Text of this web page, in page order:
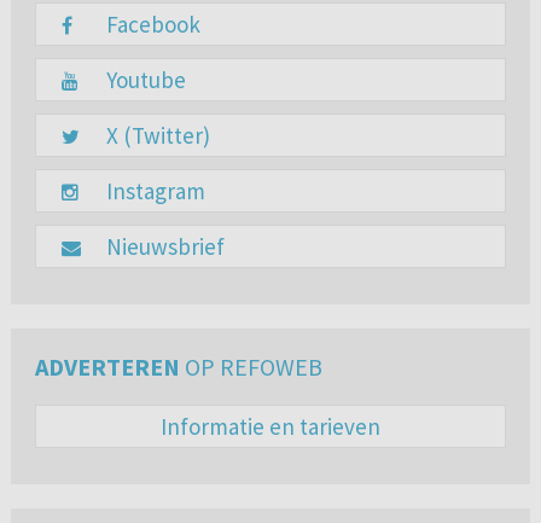
Facebook
Youtube
X (Twitter)
Instagram
Nieuwsbrief
ADVERTEREN OP REFOWEB
Informatie en tarieven